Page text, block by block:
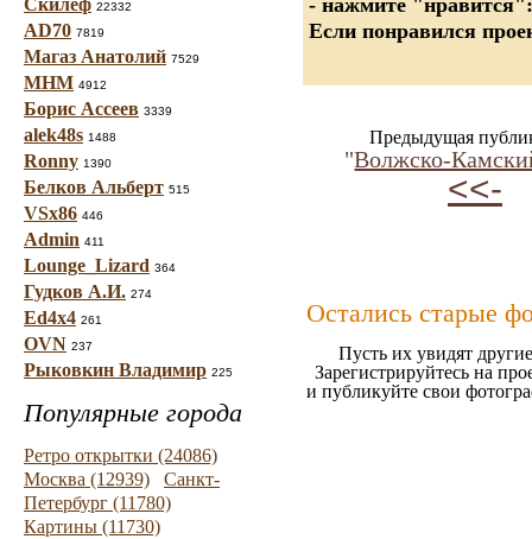
Скилеф 22332
AD70 7819
Магаз Анатолий 7529
МНМ 4912
Борис Ассеев 3339
alek48s 1488
Ronny 1390
Белков Альберт 515
VSx86 446
Admin 411
Lounge_Lizard 364
Гудков А.И. 274
Ed4x4 261
OVN 237
Рыковкин Владимир 225
Популярные города
Ретро открытки (24086)
Москва (12939)
Санкт-
Петербург (11780)
Картины (11730)
- нажмите "нравится":
Если понравился
Предыдущая
"Волжско-
<<-
Остались старые
Пусть их увидят
Зарегистрируйтесь на
и публикуйте свои